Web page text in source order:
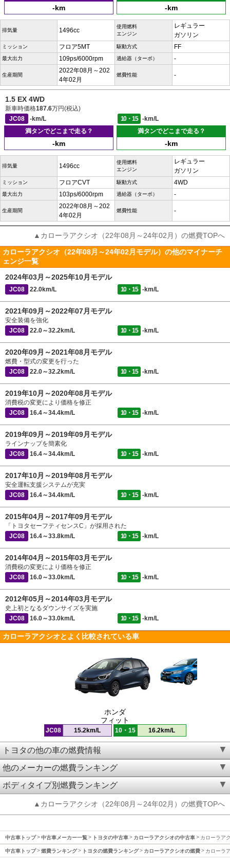
-km -km
排気量 1496cc
使用燃料
エンジン
レギュラー
ガソリン
ミッション フロア5MT 駆動方式 FF
最大出力 109ps/6000rpm 過給器（ターボ） -
生産期間
2022年08月～202
4年02月
燃費性能 -
1.5 EX 4WD
新車時価格187.6万円(税込)
JC08
-km/L 10・15
-km/L
満タンでどこまで走る？
-km
満タンでどこまで走る？
-km
排気量 1496cc
使用燃料
エンジン
レギュラー
ガソリン
ミッション フロアCVT 駆動方式 4WD
最大出力 103ps/6000rpm 過給器（ターボ） -
生産期間
2022年08月～202
4年02月
燃費性能 -
▲カローラアクシオ（22年08月～24年02月）の燃費TOPへ
カローラアクシオ（22年08月～24年02月モデル）の他のマイナーチ
ェンジ一覧
2024年03月～2025年10月モデル
JC08 22.0km/L 10・15 -km/L
2021年09月～2022年07月モデル
安全装備を強化
JC08
22.0～32.2km/L 10・15 -km/L
2020年09月～2021年08月モデル
燃費・型式の変更を行った
JC08
22.0～32.2km/L 10・15 -km/L
2019年10月～2020年08月モデル
消費税の変更により価格を修正
JC08
16.4～34.4km/L 10・15 -km/L
2019年09月～2019年09月モデル
ラインナップを簡素化
JC08
16.4～34.4km/L 10・15 -km/L
2017年10月～2019年08月モデル
安全運転支援システムが充実
JC08
16.4～34.4km/L 10・15 -km/L
2015年04月～2017年09月モデル
「トヨタセーフティセンスC」が採用された
JC08
16.4～33.8km/L 10・15 -km/L
2014年04月～2015年03月モデル
消費税の変更により価格を修正
JC08
16.0～33.0km/L 10・15 -km/L
2012年05月～2014年03月モデル
史上初となるダウンサイズを実施
JC08
16.0～33.0km/L 10・15 -km/L
カローラアクシオとよく比較されている車
ホンダ
フィット
JC08 15.2km/L 10・15 16.2km/L
トヨタの他の車の燃費情報
他のメーカーの燃費ランキング
ボディタイプ別燃費ランキング
▲カローラアクシオ（22年08月～24年02月）の燃費TOPへ
中古車トップ 中古車メーカー一覧 トヨタの中古車 カローラアクシオの中古車 カローラア
中古車トップ 燃費ランキング トヨタの燃費ランキング カローラアクシオの燃費 カローラ